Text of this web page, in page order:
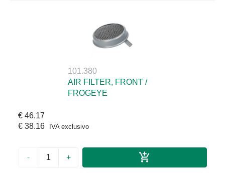
101.380
AIR FILTER, FRONT /
FROGEYE
€ 46.17
€ 38.16
IVA exclusivo
- +